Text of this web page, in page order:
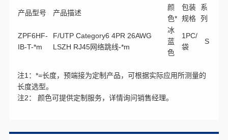
产品型号 产品描述
颜
色*
包装
规格
系
列
ZPF6HF-
IB-T-*m
F/UTP Category6 4PR 26AWG
LSZH RJ45网络跳线-*m
冰
蓝
色
1PC/
袋
S
注1：*=长度，预端接为定制产品，可根据实际应用所测量的
长度选型。
注2： 颜色可提供定制服务，详情询问销售经理。